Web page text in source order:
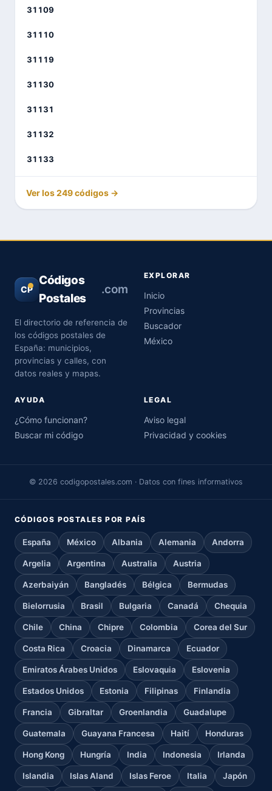
31109
31110
31119
31130
31131
31132
31133
Ver los 249 códigos →
CP
Códigos
Postales
.com
El directorio de referencia de
los códigos postales de
España: municipios,
provincias y calles, con
datos reales y mapas.
EXPLORAR
Inicio
Provincias
Buscador
México
AYUDA
¿Cómo funcionan?
Buscar mi código
LEGAL
Aviso legal
Privacidad y cookies
© 2026 codigopostales.com · Datos con fines informativos
CÓDIGOS POSTALES POR PAÍS
España México Albania Alemania Andorra
Argelia Argentina Australia Austria
Azerbaiyán Bangladés Bélgica Bermudas
Bielorrusia Brasil Bulgaria Canadá Chequia
Chile China Chipre Colombia Corea del Sur
Costa Rica Croacia Dinamarca Ecuador
Emiratos Árabes Unidos Eslovaquia Eslovenia
Estados Unidos Estonia Filipinas Finlandia
Francia Gibraltar Groenlandia Guadalupe
Guatemala Guayana Francesa Haití Honduras
Hong Kong Hungría India Indonesia Irlanda
Islandia Islas Aland Islas Feroe Italia Japón